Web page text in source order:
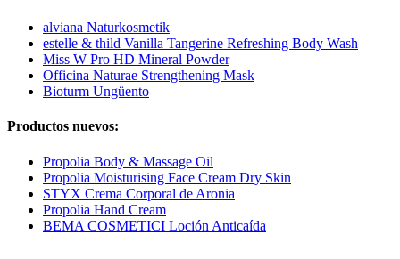
alviana Naturkosmetik
estelle & thild Vanilla Tangerine Refreshing Body Wash
Miss W Pro HD Mineral Powder
Officina Naturae Strengthening Mask
Bioturm Ungüento
Productos nuevos:
Propolia Body & Massage Oil
Propolia Moisturising Face Cream Dry Skin
STYX Crema Corporal de Aronia
Propolia Hand Cream
BEMA COSMETICI Loción Anticaída